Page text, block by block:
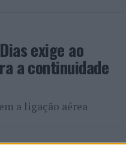
exige ao
a continuidade
a ligação aérea